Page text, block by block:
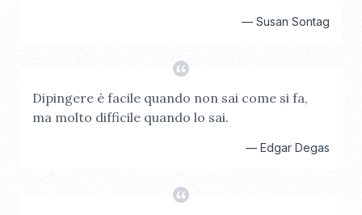
— Susan Sontag
Dipingere è facile quando non sai come si fa,
ma molto difficile quando lo sai.
— Edgar Degas